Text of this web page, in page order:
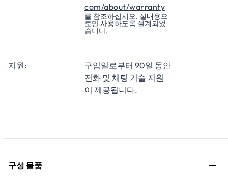
com/about/warranty
를 참조하십시오. 실내용으
로만 사용하도록 설계되었
습니다.
지원:
구입일로부터 90일 동안
전화 및 채팅 기술 지원
이 제공됩니다.
구성 물품